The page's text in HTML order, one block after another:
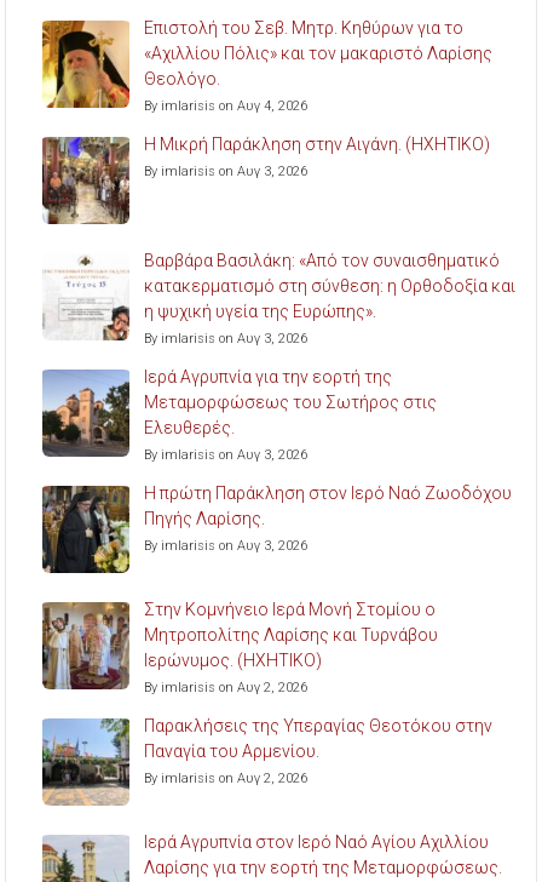
Επιστολή του Σεβ. Μητρ. Κηθύρων για το
«Αχιλλίου Πόλις» και τον μακαριστό Λαρίσης
Θεολόγο.
By imlarisis on Αυγ 4, 2026
Η Μικρή Παράκληση στην Αιγάνη. (ΗΧΗΤΙΚΟ)
By imlarisis on Αυγ 3, 2026
Βαρβάρα Βασιλάκη: «Από τον συναισθηματικό
κατακερματισμό στη σύνθεση: η Ορθοδοξία και
η ψυχική υγεία της Ευρώπης».
By imlarisis on Αυγ 3, 2026
Ιερά Αγρυπνία για την εορτή της
Μεταμορφώσεως του Σωτήρος στις
Ελευθερές.
By imlarisis on Αυγ 3, 2026
Η πρώτη Παράκληση στον Ιερό Ναό Ζωοδόχου
Πηγής Λαρίσης.
By imlarisis on Αυγ 3, 2026
Στην Κομνήνειο Ιερά Μονή Στομίου ο
Μητροπολίτης Λαρίσης και Τυρνάβου
Ιερώνυμος. (ΗΧΗΤΙΚΟ)
By imlarisis on Αυγ 2, 2026
Παρακλήσεις της Υπεραγίας Θεοτόκου στην
Παναγία του Αρμενίου.
By imlarisis on Αυγ 2, 2026
Ιερά Αγρυπνία στον Ιερό Ναό Αγίου Αχιλλίου
Λαρίσης για την εορτή της Μεταμορφώσεως.